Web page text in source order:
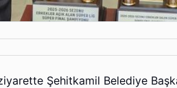
Şehitkamil Belediye